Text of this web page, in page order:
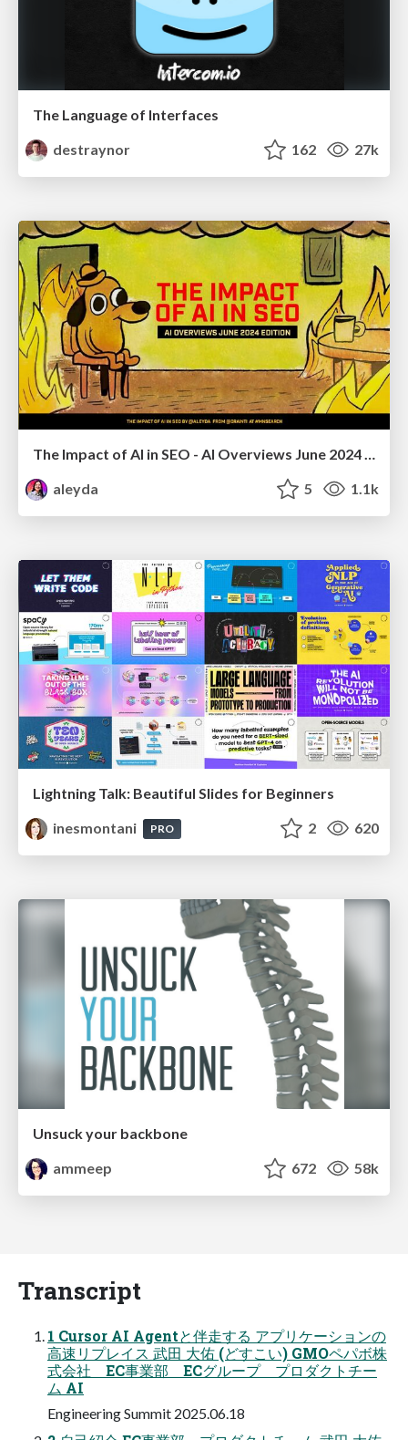
The Language of Interfaces
destraynor
162 27k
The Impact of AI in SEO - AI Overviews June 2024 Edition
aleyda
5 1.1k
Lightning Talk: Beautiful Slides for Beginners
inesmontani
PRO 2 620
Unsuck your backbone
ammeep
672 58k
Transcript
1 Cursor AI Agentと伴⾛する アプリケーションの
⾼速リプレイス 武⽥ ⼤佑 (どすこい) GMOペパボ株
式会社 EC事業部 ECグループ プロダクトチー
ム AI
Engineering Summit 2025.06.18